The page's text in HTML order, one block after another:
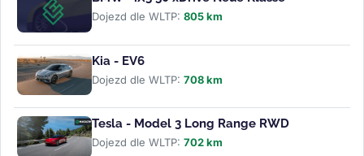
Dojezd dle WLTP: 805 km
Kia - EV6
Dojezd dle WLTP: 708 km
Tesla - Model 3 Long Range RWD
Dojezd dle WLTP: 702 km